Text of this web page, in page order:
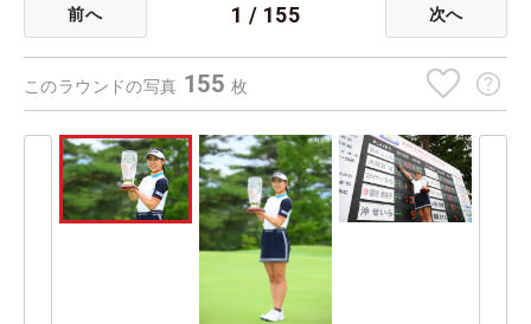
前へ 1 / 155 次へ
このラウンドの写真 155 枚